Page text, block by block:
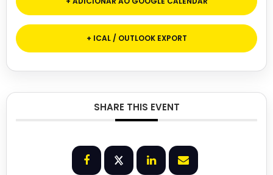
+ ICAL / OUTLOOK EXPORT
SHARE THIS EVENT